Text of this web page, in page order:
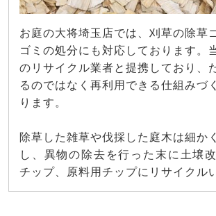
お庭の大将埼玉店では、刈草の除草
ゴミの処分にも対応しております。
のリサイクル業者と提携しており、
るのではなく再利用できる仕組みづ
ります。
除草した雑草や伐採した庭木は細か
し、異物の除去を行った末に土壌
チップ、原料用チップにリサイクル